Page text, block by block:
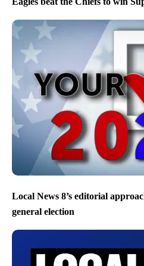
Local News 8’s editorial
general election